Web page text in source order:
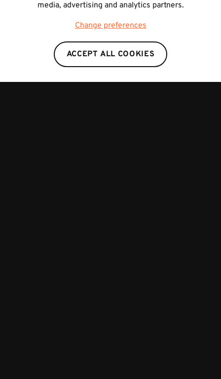
Met dank aan Corina, Agentschap voor Natuur en
Bos en Nationaal Park Hoge Kempen
media, advertising and analytics partners.
Change preferences
ACCEPT ALL COOKIES